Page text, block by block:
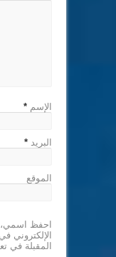
الإسم *
البريد *
الموقع
احفظ اسمي،
الإلكتروني
المقبلة في